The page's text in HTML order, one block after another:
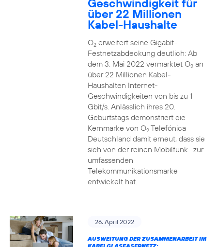
Geschwindigkeit für
über 22 Millionen
Kabel-Haushalte
O2erweitert seine Gigabit-
Festnetzabdeckung deutlich: Ab
dem 3. Mai 2022 vermarktet O2an
über 22 Millionen Kabel-
Haushalten Internet-
Geschwindigkeiten von bis zu 1
Gbit/s. Anlässlich ihres 20.
Geburtstags demonstriert die
Kernmarke von O2Telefónica
Deutschland damit erneut, dass sie
sich von der reinen Mobilfunk- zur
umfassenden
Telekommunikationsmarke
entwickelt hat.
26. April 2022
AUSWEITUNG DER ZUSAMMENARBEIT IM